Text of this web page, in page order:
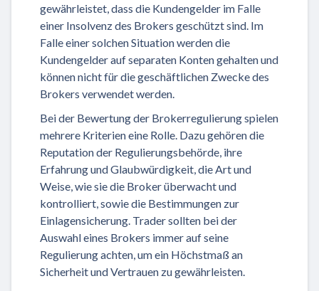
gewährleistet, dass die Kundengelder im Falle
einer Insolvenz des Brokers geschützt sind. Im
Falle einer solchen Situation werden die
Kundengelder auf separaten Konten gehalten und
können nicht für die geschäftlichen Zwecke des
Brokers verwendet werden.
Bei der Bewertung der Brokerregulierung spielen
mehrere Kriterien eine Rolle. Dazu gehören die
Reputation der Regulierungsbehörde, ihre
Erfahrung und Glaubwürdigkeit, die Art und
Weise, wie sie die Broker überwacht und
kontrolliert, sowie die Bestimmungen zur
Einlagensicherung. Trader sollten bei der
Auswahl eines Brokers immer auf seine
Regulierung achten, um ein Höchstmaß an
Sicherheit und Vertrauen zu gewährleisten.